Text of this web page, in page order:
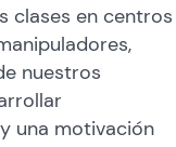
clases en centros
nuestros
una motivación